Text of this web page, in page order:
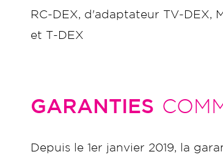
RC-DEX, d'adaptateur TV-DEX,
et T-DEX
GARANTIES
Depuis le 1er janvier 2019, la